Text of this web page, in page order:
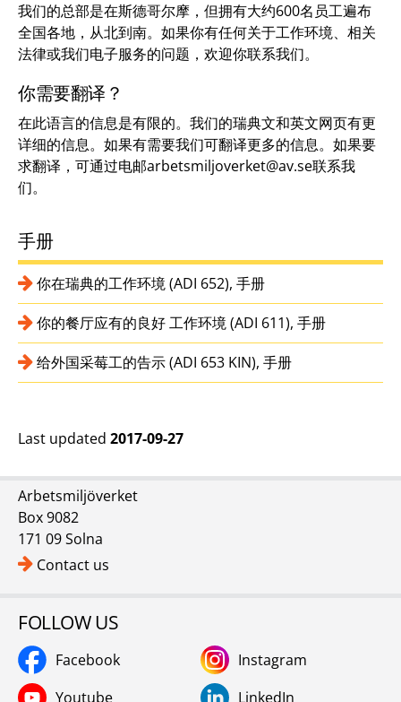
我们的总部是在斯德哥尔摩，但拥有大约600名员工遍布
全国各地，从北到南。如果你有任何关于工作环境、相关
法律或我们电子服务的问题，欢迎你联系我们。
你需要翻译？
在此语言的信息是有限的。我们的瑞典文和英文网页有更
详细的信息。如果有需要我们可翻译更多的信息。如果要
求翻译，可通过电邮arbetsmiljoverket@av.se联系我
们。
手册
你在瑞典的工作环境 (ADI 652), 手册
你的餐厅应有的良好 工作环境 (ADI 611), 手册
给外国采莓工的告示 (ADI 653 KIN), 手册
Last updated 2017-09-27
Arbetsmiljöverket
Box 9082
171 09 Solna
Contact us
FOLLOW US
Facebook
Instagram
Youtube
LinkedIn